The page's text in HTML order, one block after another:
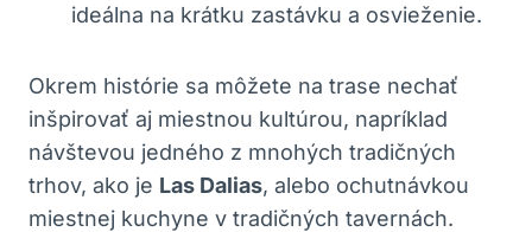
ideálna na krátku zastávku a osvieženie.
Okrem histórie sa môžete na trase nechať
inšpirovať aj miestnou kultúrou, napríklad
návštevou jedného z mnohých tradičných
trhov, ako je Las Dalias, alebo ochutnávkou
miestnej kuchyne v tradičných tavernách.